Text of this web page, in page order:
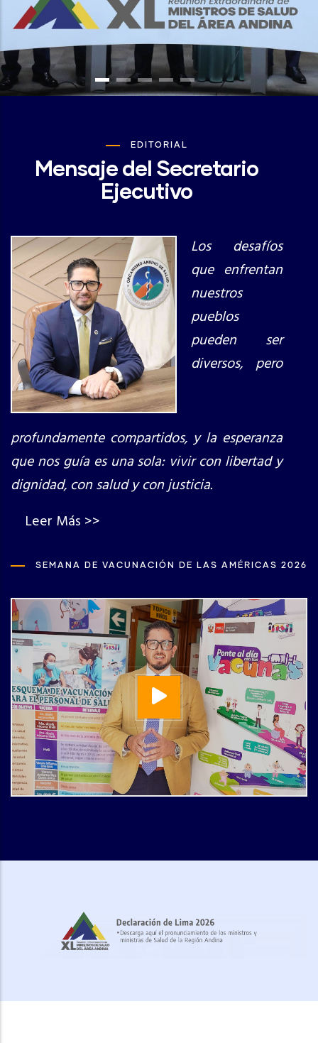
EDITORIAL
Mensaje del Secretario
Ejecutivo
Los desafíos
que enfrentan
nuestros
pueblos
pueden ser
diversos, pero
profundamente compartidos, y la esperanza
que nos guía es una sola: vivir con libertad y
dignidad, con salud y con justicia.
Leer Más >>
SEMANA DE VACUNACIÓN DE LAS AMÉRICAS 2026